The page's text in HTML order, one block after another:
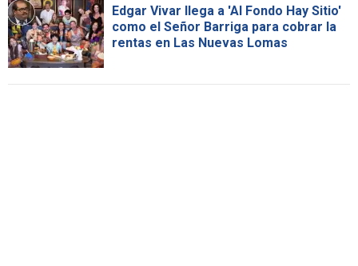
Edgar Vivar llega a 'Al Fondo Hay Sitio'
como el Señor Barriga para cobrar la
rentas en Las Nuevas Lomas